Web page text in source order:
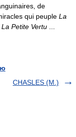
de
qui peuple La
La Petite Vertu
CHASLES (M.)